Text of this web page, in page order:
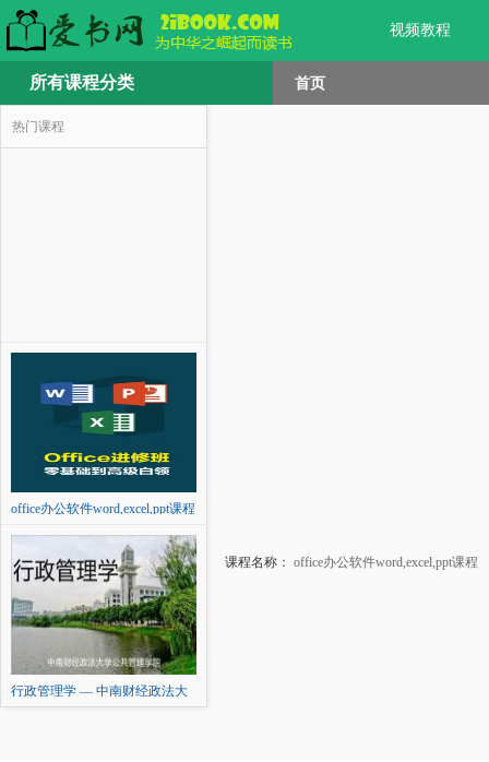
视频教程
所有课程分类 首页
热门课程
office办公软件word,excel,ppt课程
行政管理学 — 中南财经政法大
课程名称： office办公软件word,excel,ppt课程